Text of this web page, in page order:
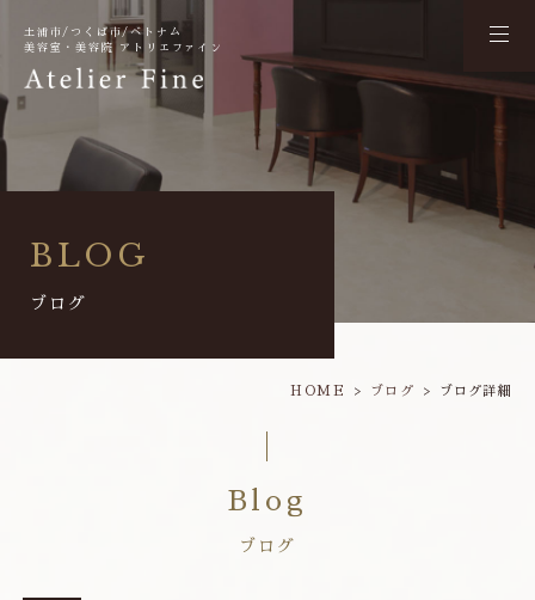
土浦市/つくば市/ベトナム
美容室・美容院 アトリエファイン
BLOG
ブログ
HOME ブログ ブログ詳細
Blog
ブログ